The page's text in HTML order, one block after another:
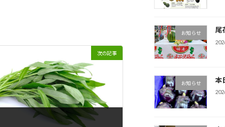
次の記事
お知らせ 尾
お知らせ 本